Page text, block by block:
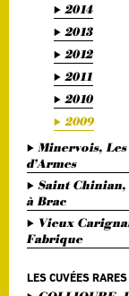
2014
2013
2012
2011
2010
2009
Minervois,
d’Armes
Saint
à Brac
Vieux
Fabrique
LES CUVÉES RARES